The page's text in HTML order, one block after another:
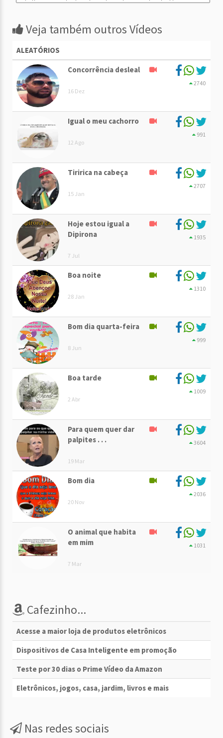
Veja também outros Vídeos
ALEATÓRIOS
Concorrência desleal
16 Dez
2740
Igual o meu cachorro
12 Ago
991
Tiririca na cabeça
15 Jan
2707
Hoje estou igual a
Dipirona
7 Jul
1935
Boa noite
28 Jan
1310
Bom dia quarta-feira
8 Jun
999
Boa tarde
2 Abr
1009
Para quem quer dar
palpites . . .
19 Mar
3604
Bom dia
20 Nov
2036
O animal que habita
em mim
7 Mar
1031
Cafezinho...
Acesse a maior loja de produtos eletrônicos
Dispositivos de Casa Inteligente em promoção
Teste por 30 dias o Prime Vídeo da Amazon
Eletrônicos, jogos, casa, jardim, livros e mais
Nas redes sociais